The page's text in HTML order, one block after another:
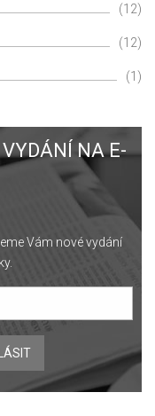
(12)
(12)
(1)
NA E-
Vám nové vydání